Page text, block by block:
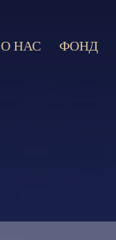
О НАС ФОНД